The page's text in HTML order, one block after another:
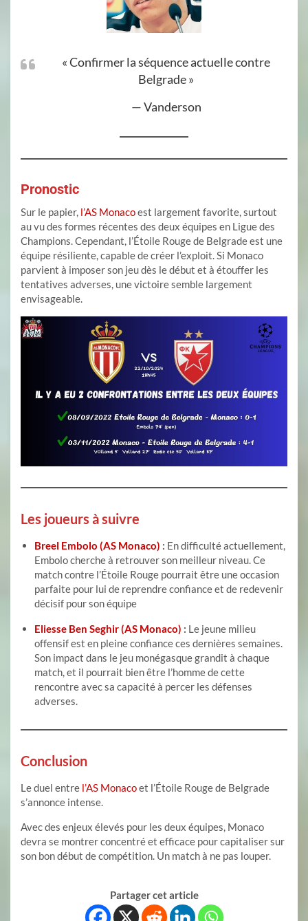
« Confirmer la séquence actuelle contre
Belgrade »
— Vanderson
Pronostic
Sur le papier, l’AS Monacoest largement favorite, surtout
au vu des formes récentes des deux équipes en Ligue des
Champions. Cependant, l’Étoile Rouge de Belgrade est une
équipe résiliente, capable de créer l’exploit. Si Monaco
parvient à imposer son jeu dès le début et à étouffer les
tentatives adverses, une victoire semble largement
envisageable.
Les joueurs à suivre
Breel Embolo (AS Monaco) : En difficulté actuellement,
Embolo cherche à retrouver son meilleur niveau. Ce
match contre l’Étoile Rouge pourrait être une occasion
parfaite pour lui de reprendre confiance et de redevenir
décisif pour son équipe
Eliesse Ben Seghir (AS Monaco) : Le jeune milieu
offensif est en pleine confiance ces dernières semaines.
Son impact dans le jeu monégasque grandit à chaque
match, et il pourrait bien être l’homme de cette
rencontre avec sa capacité à percer les défenses
adverses.
Conclusion
Le duel entre l’AS Monacoet l’Étoile Rouge de Belgrade
s’annonce intense.
Avec des enjeux élevés pour les deux équipes, Monaco
devra se montrer concentré et efficace pour capitaliser sur
son bon début de compétition. Un match à ne pas louper.
Partager cet article